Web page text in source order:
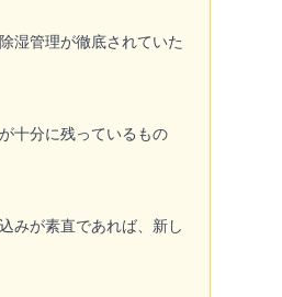
湿管理が徹底されていた
十分に残っているもの
みが素直であれば、新し